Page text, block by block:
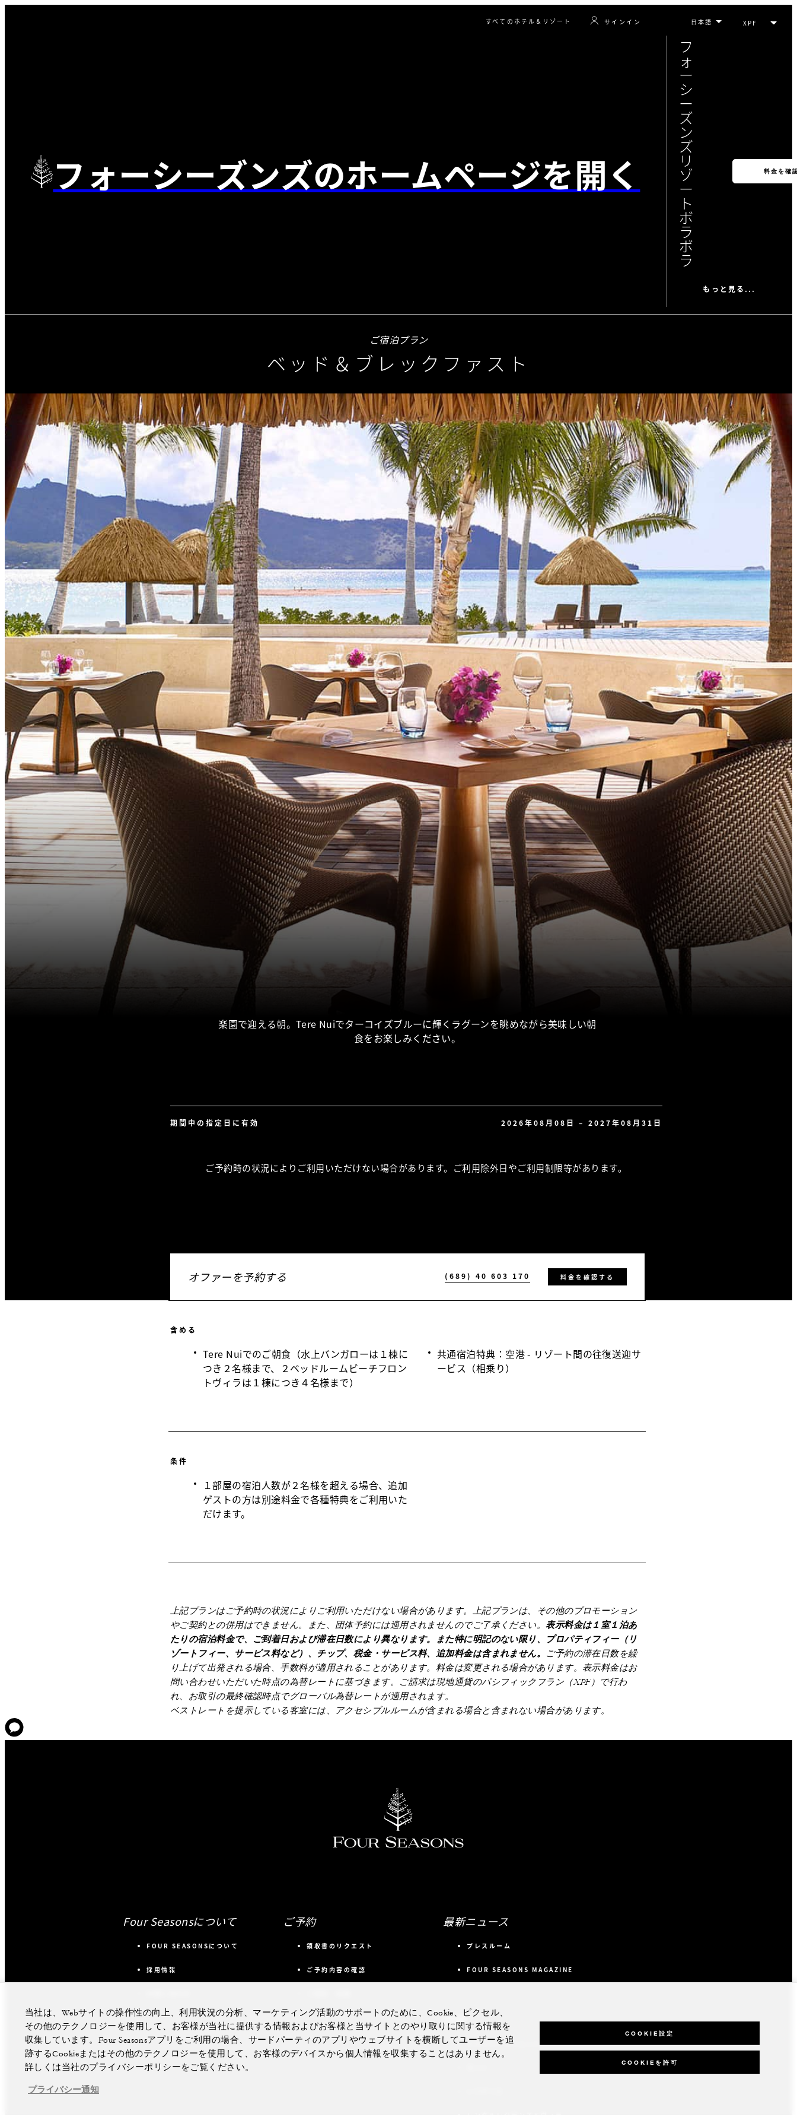
すべてのホテル＆リゾート サインイン
フォーシーズンズのホームページを開く
フ
ォ
ー
シ
ー
ズ
ン
ズ
リ
ゾ
ー
ト
ボ
ラ
ボ
ラ
もっと見る...
料金を確
ご宿泊プラン
ベッド＆ブレックファスト
楽園で迎える朝。Tere Nuiでターコイズブルーに輝くラグーンを眺めながら美味しい朝
食をお楽しみください。
期間中の指定日に有効 2026年08月08日 – 2027年08月31日
ご予約時の状況によりご利用いただけない場合があります。ご利用除外日やご利用制限等があります。
オファーを予約する (689) 40 603 170 料金を確認する
含める
Tere Nuiでのご朝食（水上バンガローは１棟に
つき２名様まで、２ベッドルームビーチフロン
トヴィラは１棟につき４名様まで）
共通宿泊特典：空港 - リゾート間の往復送迎サ
ービス（相乗り）
条件
１部屋の宿泊人数が２名様を超える場合、追加
ゲストの方は別途料金で各種特典をご利用いた
だけます。
上記プランはご予約時の状況によりご利用いただけない場合があります。上記プランは、その他のプロモーション
やご契約との併用はできません。また、団体予約には適用されませんのでご了承ください。表示料金は１室１泊あ
たりの宿泊料金で、ご到着日および滞在日数により異なります。また特に明記のない限り、プロパティフィー（リ
ゾートフィー、サービス料など）、チップ、税金・サービス料、追加料金は含まれません。 ご予約の滞在日数を繰
り上げて出発される場合、手数料が適用されることがあります。料金は変更される場合があります。表示料金はお
問い合わせいただいた時点の為替レートに基づきます。ご請求は現地通貨のパシフィックフラン（XPF）で行わ
れ、お取引の最終確認時点でグローバル為替レートが適用されます。
ベストレートを提示している客室には、アクセシブルルームが含まれる場合と含まれない場合があります。
Four Seasonsについて
FOUR SEASONSについて
採用情報
ご予約
領収書のリクエスト
ご予約内容の確認
最新ニュース
プレスルーム
FOUR SEASONS MAGAZINE
詳細
プライベートジェット
当社は、Webサイトの操作性の向上、利用状況の分析、マーケティング活動のサポートのために、Cookie、ピクセル、
その他のテクノロジーを使用して、お客様が当社に提供する情報およびお客様と当サイトとのやり取りに関する情報を
収集しています。Four Seasonsアプリをご利用の場合、サードパーティのアプリやウェブサイトを横断してユーザーを追
跡するCookieまたはその他のテクノロジーを使用して、お客様のデバイスから個人情報を収集することはありません。
詳しくは当社のプライバシーポリシーをご覧ください。
プライバシー通知
COOKIE設定
COOKIEを許可